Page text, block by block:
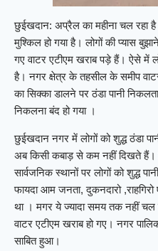
छुईखदान: अप्रैल का महीना चल रहा
मुश्किल हो गया है। लोगों की प्यास
गए वाटर एटीएम खराब पड़े हैं। ऐसे में
है। नगर क्षेत्र के तहसील के समीप
का सिक्का डालने पर ठंडा पानी
निकलना बंद हो गया ।
छुईखदान नगर में लोगों को शुद्ध ठंडा
अब किसी कबाड़ से कम नहीं दिखते
सार्वजनिक स्थानों पर लोगों को शुद्ध
फायदा आम जनता, दुकनदारो
था । मगर ये ज्यादा समय तक नहीं
वाटर एटीएम खराब हो गए। नगर
साबित हुआ।